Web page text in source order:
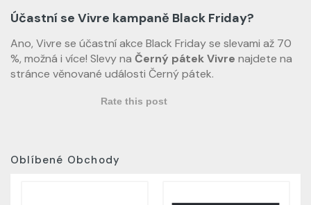
Účastní se Vivre kampaně Black Friday?
Ano, Vivre se účastní akce Black Friday se slevami až 70
%, možná i více! Slevy na Černý pátek Vivre najdete na
stránce věnované události Černý pátek.
Rate this post
Oblíbené Obchody